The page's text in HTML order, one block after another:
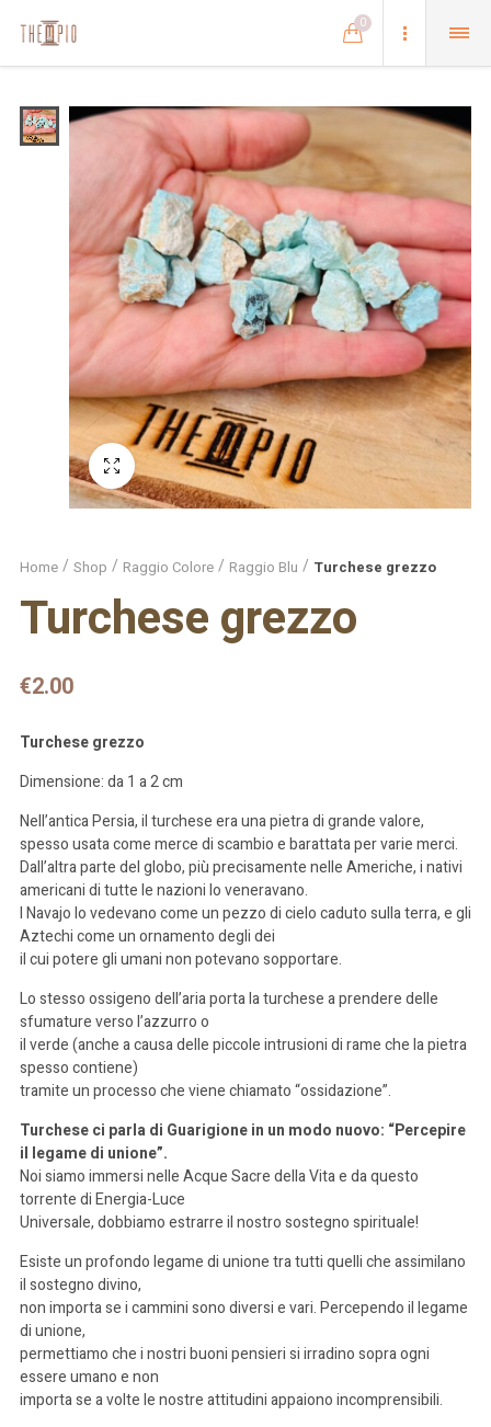
0
Schermo intero
Home Shop Raggio Colore Raggio Blu Turchese grezzo
Turchese grezzo
€2.00
Turchese grezzo
Dimensione: da 1 a 2 cm
Nell’antica Persia, il turchese era una pietra di grande valore,
spesso usata come merce di scambio e barattata per varie merci.
Dall’altra parte del globo, più precisamente nelle Americhe, i nativi
americani di tutte le nazioni lo veneravano.
I Navajo lo vedevano come un pezzo di cielo caduto sulla terra, e gli
Aztechi come un ornamento degli dei
il cui potere gli umani non potevano sopportare.
Lo stesso ossigeno dell’aria porta la turchese a prendere delle
sfumature verso l’azzurro o
il verde (anche a causa delle piccole intrusioni di rame che la pietra
spesso contiene)
tramite un processo che viene chiamato “ossidazione”.
Turchese ci parla di Guarigione in un modo nuovo: “Percepire
il legame di unione”.
Noi siamo immersi nelle Acque Sacre della Vita e da questo
torrente di Energia-Luce
Universale, dobbiamo estrarre il nostro sostegno spirituale!
Esiste un profondo legame di unione tra tutti quelli che assimilano
il sostegno divino,
non importa se i cammini sono diversi e vari. Percependo il legame
di unione,
permettiamo che i nostri buoni pensieri si irradino sopra ogni
essere umano e non
importa se a volte le nostre attitudini appaiono incomprensibili.